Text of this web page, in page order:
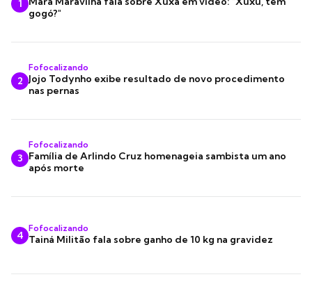
1
gogó?"
2
Fofocalizando
Jojo Todynho exibe resultado de novo procedimento
nas pernas
3
Fofocalizando
Família de Arlindo Cruz homenageia sambista um ano
após morte
4
Fofocalizando
Tainá Militão fala sobre ganho de 10 kg na gravidez